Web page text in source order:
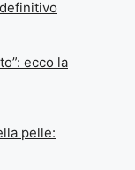
ecco la
pelle: